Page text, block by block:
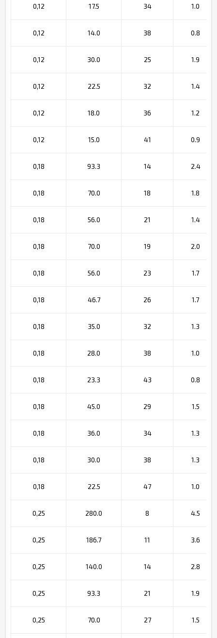
0,12 17.5 34 1.0
0,12 14.0 38 0.8
0,12 30.0 25 1.9
0,12 22.5 32 1.4
0,12 18.0 36 1.2
0,12 15.0 41 0.9
0,18 93.3 14 2.4
0,18 70.0 18 1.8
0,18 56.0 21 1.4
0,18 70.0 19 2.0
0,18 56.0 23 1.7
0,18 46.7 26 1.7
0,18 35.0 32 1.3
0,18 28.0 38 1.0
0,18 23.3 43 0.8
0,18 45.0 29 1.5
0,18 36.0 34 1.3
0,18 30.0 38 1.3
0,18 22.5 47 1.0
0,25 280.0 8 4.5
0,25 186.7 11 3.6
0,25 140.0 14 2.8
0,25 93.3 21 1.9
0,25 70.0 27 1.5